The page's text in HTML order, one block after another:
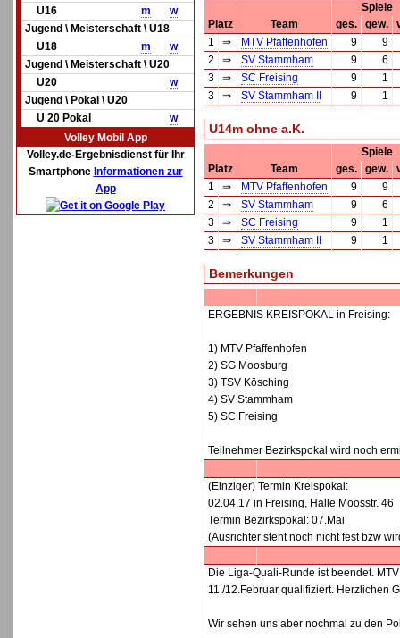
U16
m
w
Jugend \ Meisterschaft \ U18
U18
m
w
Jugend \ Meisterschaft \ U20
U20
w
Jugend \ Pokal \ U20
U 20 Pokal
w
Volley Mobil App
Volley.de-Ergebnisdienst für Ihr
Smartphone Informationen zur
App
Spiele
Platz
Team ges. gew.
1
⇒ MTV Pfaffenhofen 9
9
2
⇒ SV Stammham 9
6
3
⇒ SC Freising 9
1
3
⇒ SV Stammham II 9 1
U14m ohne a.K.
Spiele
Platz
Team ges. gew.
1
⇒ MTV Pfaffenhofen 9
9
2
⇒ SV Stammham 9
6
3
⇒ SC Freising 9
1
3
⇒ SV Stammham II 9 1
Bemerkungen
ERGEBNIS KREISPOKAL in Freising:
1) MTV Pfaffenhofen
2) SG Moosburg
3) TSV Kösching
4) SV Stammham
5) SC Freising
Teilnehmer Bezirkspokal wird noch
(Einziger) Termin Kreispokal:
02.04.17 in Freising, Halle Moosstr. 46
Termin Bezirkspokal: 07.Mai
(Ausrichter steht noch nicht fest bzw
Die Liga-Quali-Runde ist beendet.
11./12.Februar qualifiziert. Herzlichen
Wir sehen uns aber nochmal zu den